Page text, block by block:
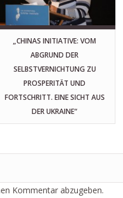
„CHINAS INITIATIVE: VOM
ABGRUND DER
SELBSTVERNICHTUNG ZU
PROSPERITÄT UND
FORTSCHRITT. EINE SICHT AUS
DER UKRAINE“
Kommentar abzugeben.